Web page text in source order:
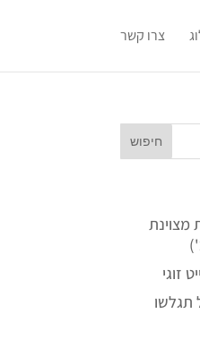
צרו קשר
מצוינת
זוגי
תגלשו